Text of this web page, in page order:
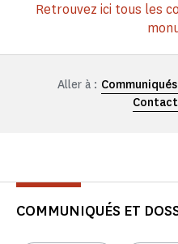
Retrouvez ici tous les
Aller à :
COMMUNIQUÉS ET